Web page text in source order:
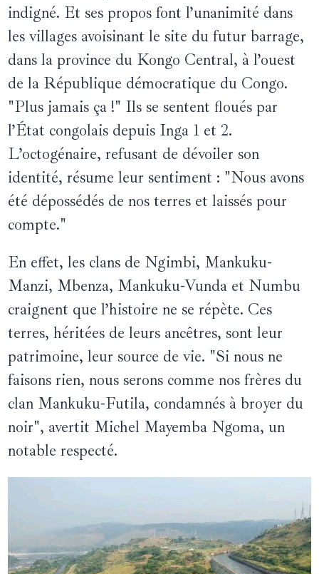
indigné. Et ses propos font l’unanimité dans
les villages avoisinant le site du futur barrage,
dans la province du Kongo Central, à l’ouest
de la République démocratique du Congo.
"Plus jamais ça !" Ils se sentent floués par
l’État congolais depuis Inga 1 et 2.
L’octogénaire, refusant de dévoiler son
identité, résume leur sentiment : "Nous avons
été dépossédés de nos terres et laissés pour
compte."
En effet, les clans de Ngimbi, Mankuku-
Manzi, Mbenza, Mankuku-Vunda et Numbu
craignent que l’histoire ne se répète. Ces
terres, héritées de leurs ancêtres, sont leur
patrimoine, leur source de vie. "Si nous ne
faisons rien, nous serons comme nos frères du
clan Mankuku-Futila, condamnés à broyer du
noir", avertit Michel Mayemba Ngoma, un
notable respecté.